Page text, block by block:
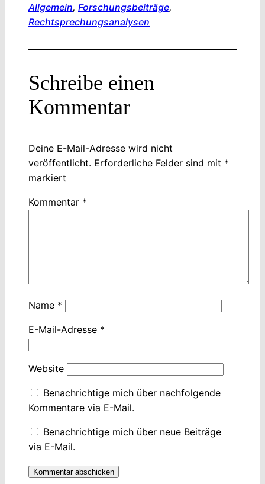
Allgemein, Forschungsbeiträge
Rechtsprechungsanalysen
Schreibe einen
Kommentar
Deine E-Mail-Adresse wird nicht
veröffentlicht. Erforderliche Felder sind mit *
markiert
Kommentar *
Name *
E-Mail-Adresse *
Website
Benachrichtige mich über nachfolgende
Kommentare via E-Mail.
Benachrichtige mich über neue Beiträge
via E-Mail.